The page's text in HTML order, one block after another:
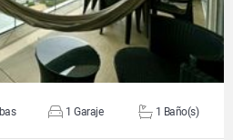
1 Garaje 1 Baño(s)